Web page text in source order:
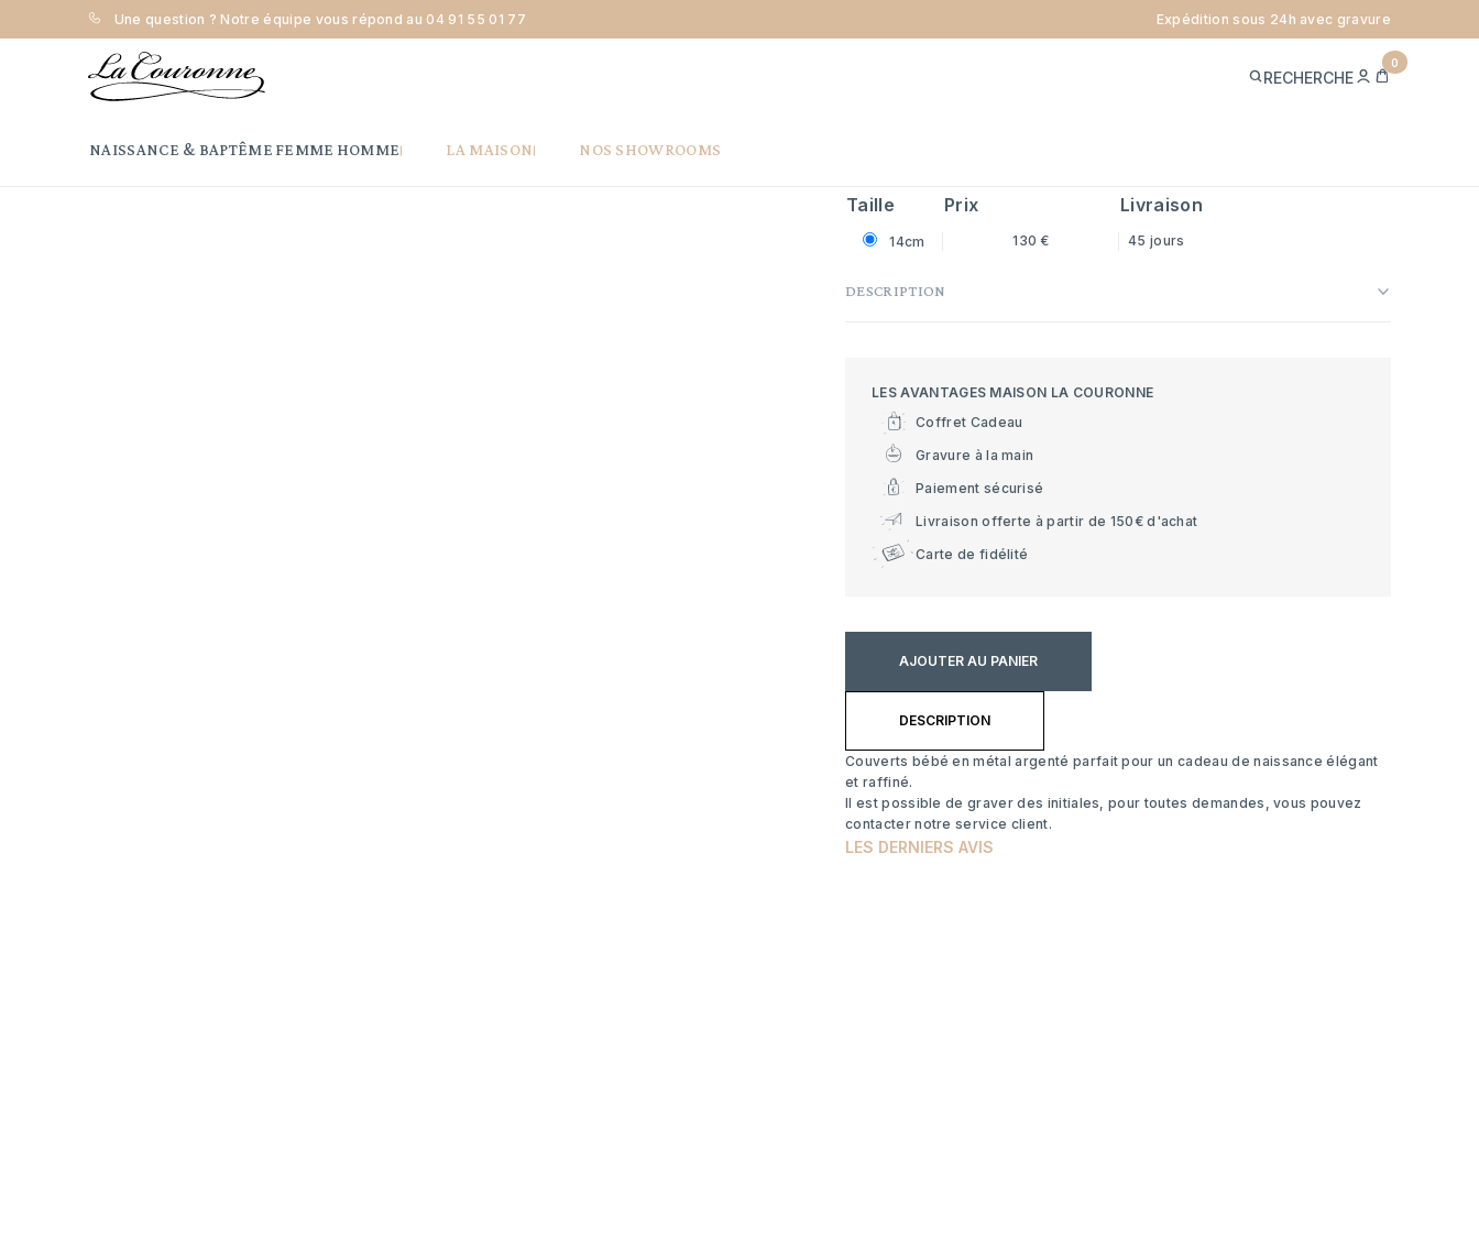
Une question ? Notre équipe vous répond au 04 91 55 01 77 Expédition sous 24h avec gravure
RECHERCHE
MEPANIER
0
NAISSANCE & BAPTÊME FEMME HOMME LA MAISON NOS SHOWROOMS
Accueil Naissance & Baptême Orfèvrerie Maison la Couronne Couverts bébé filet ancien - métal argenté
COUVERTS BÉBÉ FILET ANCIEN - MÉTAL
Taille Prix Livraison
14cm 130 € 45 jours
DESCRIPTION
LES AVANTAGES MAISON LA COURONNE
Coffret Cadeau
Gravure à la main
Paiement sécurisé
Livraison offerte à partir de 150€ d'achat
Carte de fidélité
AJOUTER AU PANIER
DESCRIPTION
Couverts bébé en métal argenté parfait pour un cadeau de naissance élégant
et raffiné.
Il est possible de graver des initiales, pour toutes demandes, vous pouvez
contacter notre service client.
LES DERNIERS AVIS